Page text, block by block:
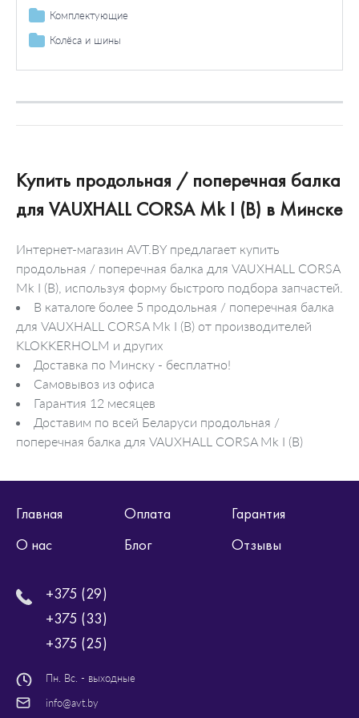
Багажник / помещение для груза
Дифференциал
Комплектующие
Багажник / пространство для груза
Колёса и шины
Купить продольная / поперечная балка
для VAUXHALL CORSA Mk I (B) в Минске
Интернет-магазин AVT.BY предлагает купить
продольная / поперечная балка для VAUXHALL CORSA
Mk I (B), используя форму быстрого подбора запчастей.
В каталоге более 5 продольная / поперечная балка
для VAUXHALL CORSA Mk I (B) от производителей
KLOKKERHOLM и других
Доставка по Минску - бесплатно!
Самовывоз из офиса
Гарантия 12 месяцев
Доставим по всей Беларуси продольная /
поперечная балка для VAUXHALL CORSA Mk I (B)
Главная Оплата
Гарантия
О нас
Блог Отзывы
+375 (29)
+375 (33)
+375 (25)
Пн. Вс. - выходные
info@avt.by